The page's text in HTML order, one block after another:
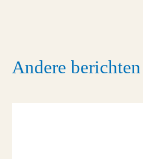
Andere berichten